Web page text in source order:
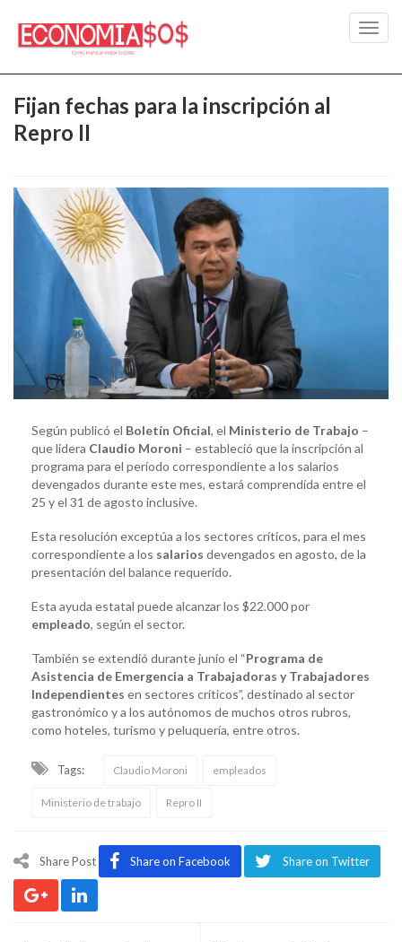
Fijan fechas para la inscripción al
Repro II
Según publicó el Boletín Oficial, el Ministerio de Trabajo –
que lidera Claudio Moroni – estableció que la inscripción al
programa para el período correspondiente a los salarios
devengados durante este mes, estará comprendida entre el
25 y el 31 de agosto inclusive.
Esta resolución exceptúa a los sectores críticos, para el mes
correspondiente a los salarios devengados en agosto, de la
presentación del balance requerido.
Esta ayuda estatal puede alcanzar los $22.000 por
empleado, según el sector.
También se extendió durante junio el “Programa de
Asistencia de Emergencia a Trabajadoras y Trabajadores
Independientes en sectores críticos”, destinado al sector
gastronómico y a los autónomos de muchos otros rubros,
como hoteles, turismo y peluquería, entre otros.
Tags: Claudio Moroni empleados
Ministerio de trabajo Repro II
Share Post Share on Facebook Share on Twitter